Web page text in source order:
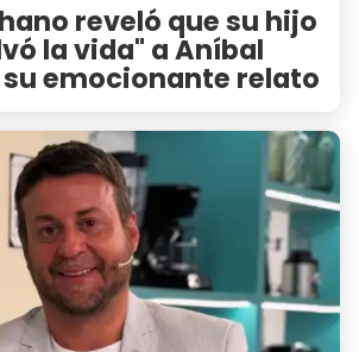
reveló que su hijo
la vida" a Aníbal
emocionante relato